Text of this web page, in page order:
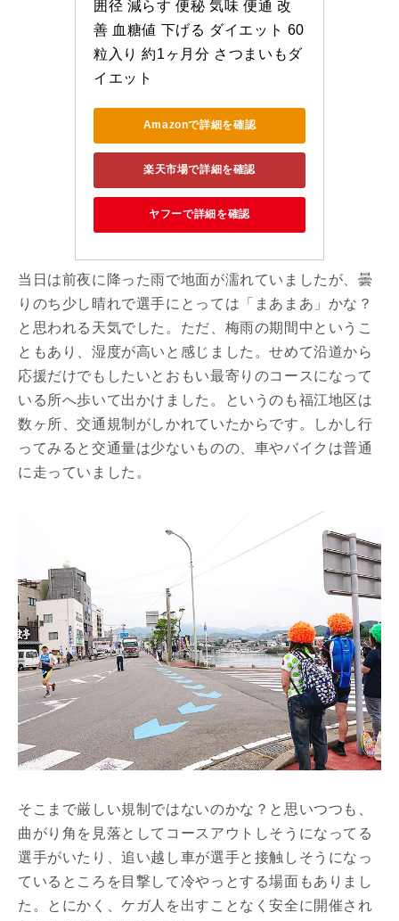
囲径 減らす 便秘 気味 便通 改
善 血糖値 下げる ダイエット 60
粒入り 約1ヶ月分 さつまいもダ
イエット
Amazonで詳細を確認
楽天市場で詳細を確認
ヤフーで詳細を確認
当日は前夜に降った雨で地面が濡れていましたが、曇
りのち少し晴れで選手にとっては「まあまあ」かな？
と思われる天気でした。ただ、梅雨の期間中というこ
ともあり、湿度が高いと感じました。せめて沿道から
応援だけでもしたいとおもい最寄りのコースになって
いる所へ歩いて出かけました。というのも福江地区は
数ヶ所、交通規制がしかれていたからです。しかし行
ってみると交通量は少ないものの、車やバイクは普通
に走っていました。
そこまで厳しい規制ではないのかな？と思いつつも、
曲がり角を見落としてコースアウトしそうになってる
選手がいたり、追い越し車が選手と接触しそうになっ
ているところを目撃して冷やっとする場面もありまし
た。とにかく、ケガ人を出すことなく安全に開催され